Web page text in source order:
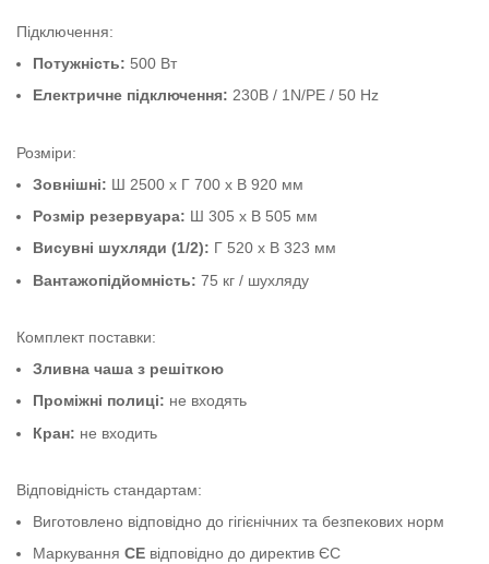
Підключення:
Потужність: 500 Вт
Електричне підключення: 230В / 1N/PE / 50 Hz
Розміри:
Зовнішні: Ш 2500 x Г 700 x В 920 мм
Розмір резервуара: Ш 305 x В 505 мм
Висувні шухляди (1/2): Г 520 x В 323 мм
Вантажопідйомність: 75 кг / шухляду
Комплект поставки:
Зливна чаша з решіткою
Проміжні полиці: не входять
Кран: не входить
Відповідність стандартам:
Виготовлено відповідно до гігієнічних та безпекових норм
МаркуванняCE відповідно до директив ЄС